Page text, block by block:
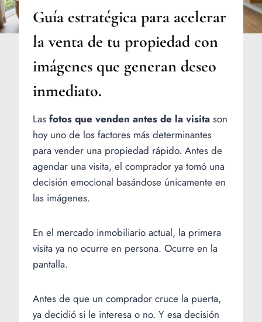
Guía estratégica para acelerar
la venta de tu propiedad con
imágenes que generan deseo
inmediato.
Las fotos que venden antes de la visita son
hoy uno de los factores más determinantes
para vender una propiedad rápido. Antes de
agendar una visita, el comprador ya tomó una
decisión emocional basándose únicamente en
las imágenes.
En el mercado inmobiliario actual, la primera
visita ya no ocurre en persona. Ocurre en la
pantalla.
Antes de que un comprador cruce la puerta,
ya decidió si le interesa o no. Y esa decisión